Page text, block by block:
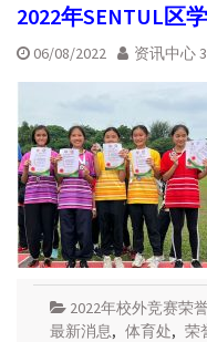
2022年SENTUL区
06/08/2022 资讯中心 3
2022年校外竞赛荣
最新消息, 体育处, 荣